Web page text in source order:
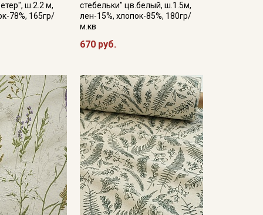
ш.2.2 м,
78%, 165гр/
стебельки" цв.белый, ш.1.5м,
лен-15%, хлопок-85%, 180гр/
м.кв
670 руб.